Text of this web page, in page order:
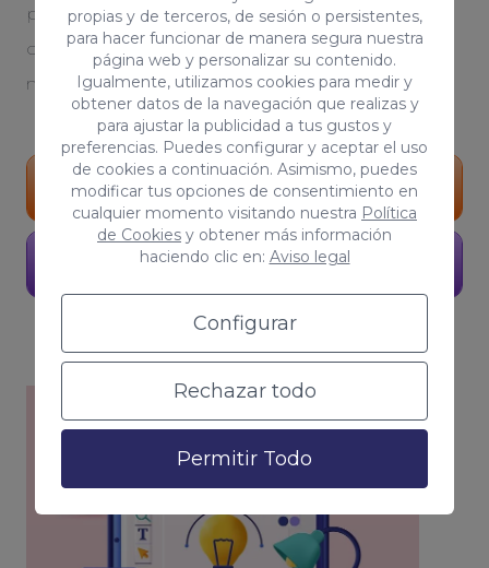
propias y de terceros, de sesión o persistentes,
para hacer funcionar de manera segura nuestra
página web y personalizar su contenido.
Igualmente, utilizamos cookies para medir y
obtener datos de la navegación que realizas y
para ajustar la publicidad a tus gustos y
preferencias. Puedes configurar y aceptar el uso
de cookies a continuación. Asimismo, puedes
modificar tus opciones de consentimiento en
cualquier momento visitando nuestra Política
de Cookies y obtener más información
haciendo clic en: Aviso legal
Configurar
Rechazar todo
Permitir Todo
personalizada. Serás testigo del crecimiento
orgánico de tu proyecto. Tú, eres parte de
nuestro equipo
Portfolio
Pide presupuesto